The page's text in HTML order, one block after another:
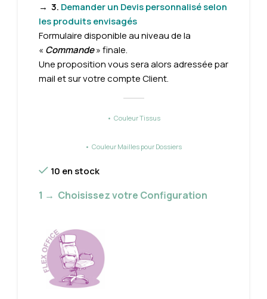
→ 3. Demander un Devis personnalisé selon
les produits envisagés
Formulaire disponible au niveau de la
« Commande» finale.
Une proposition vous sera alors adressée par
mail et sur votre compte Client.
• Couleur Tissus
• Couleur Mailles pour Dossiers
10 en stock
1 → Choisissez votre Configuration